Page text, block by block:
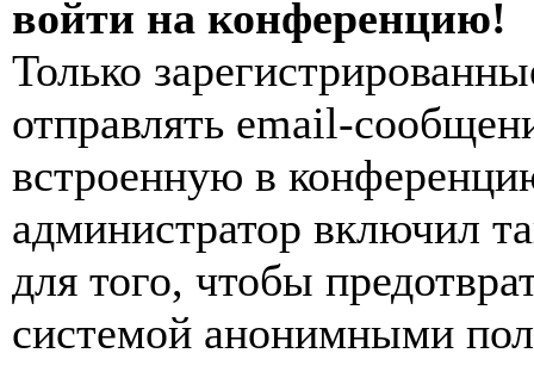
войти на конференцию!
Только
отправлять email-
встроенную в
администратор включил
для того, чтобы
системой анонимными